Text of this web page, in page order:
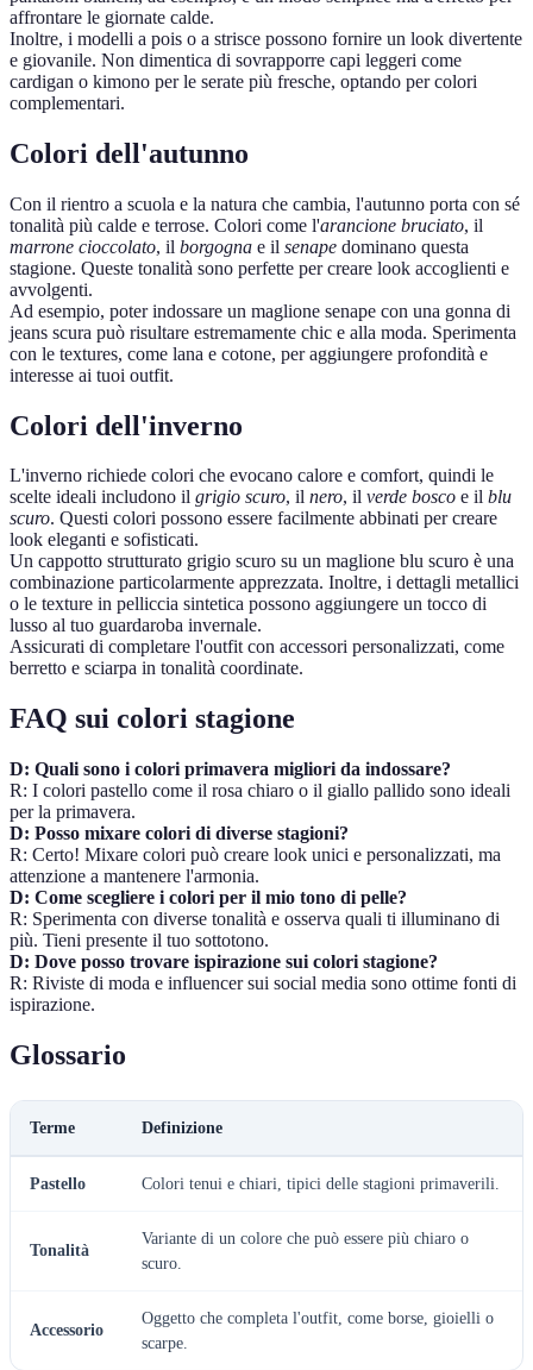
affrontare le giornate calde.
Inoltre, i modelli a pois o a strisce possono fornire un look divertente
e giovanile. Non dimentica di sovrapporre capi leggeri come
cardigan o kimono per le serate più fresche, optando per colori
complementari.
Colori dell'autunno
Con il rientro a scuola e la natura che cambia, l'autunno porta con sé
tonalità più calde e terrose. Colori come l'arancione bruciato, il
marrone cioccolato, il borgogna e il senape dominano questa
stagione. Queste tonalità sono perfette per creare look accoglienti e
avvolgenti.
Ad esempio, poter indossare un maglione senape con una gonna di
jeans scura può risultare estremamente chic e alla moda. Sperimenta
con le textures, come lana e cotone, per aggiungere profondità e
interesse ai tuoi outfit.
Colori dell'inverno
L'inverno richiede colori che evocano calore e comfort, quindi le
scelte ideali includono il grigio scuro, il nero, il verde bosco e il blu
scuro. Questi colori possono essere facilmente abbinati per creare
look eleganti e sofisticati.
Un cappotto strutturato grigio scuro su un maglione blu scuro è una
combinazione particolarmente apprezzata. Inoltre, i dettagli metallici
o le texture in pelliccia sintetica possono aggiungere un tocco di
lusso al tuo guardaroba invernale.
Assicurati di completare l'outfit con accessori personalizzati, come
berretto e sciarpa in tonalità coordinate.
FAQ sui colori stagione
D: Quali sono i colori primavera migliori da indossare?
R: I colori pastello come il rosa chiaro o il giallo pallido sono ideali
per la primavera.
D: Posso mixare colori di diverse stagioni?
R: Certo! Mixare colori può creare look unici e personalizzati, ma
attenzione a mantenere l'armonia.
D: Come scegliere i colori per il mio tono di pelle?
R: Sperimenta con diverse tonalità e osserva quali ti illuminano di
più. Tieni presente il tuo sottotono.
D: Dove posso trovare ispirazione sui colori stagione?
R: Riviste di moda e influencer sui social media sono ottime fonti di
ispirazione.
Glossario
Terme Definizione
Pastello Colori tenui e chiari, tipici delle stagioni primaverili.
Tonalità
Variante di un colore che può essere più chiaro o
scuro.
Accessorio
Oggetto che completa l'outfit, come borse, gioielli o
scarpe.